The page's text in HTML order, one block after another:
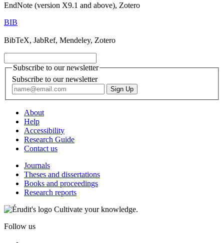
EndNote (version X9.1 and above), Zotero
BIB
BibTeX, JabRef, Mendeley, Zotero
Subscribe to our newsletter
Subscribe to our newsletter
About
Help
Accessibility
Research Guide
Contact us
Journals
Theses and dissertations
Books and proceedings
Research reports
Cultivate your knowledge.
Follow us